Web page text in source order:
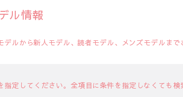
ル情報
デルから新人モデル、読者モデル、メンズモデルま
指定してください。全項目に条件を指定しなくても検